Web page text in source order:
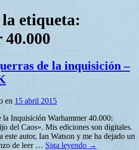
etiqueta:
de la inquisición –
en 15 abril 2015
la Inquisición Warhammer 40.000:
del Caos». Mis ediciones son digitales.
este autor, Ian Watson y me ha dejado un
de leer … Siga leyendo →